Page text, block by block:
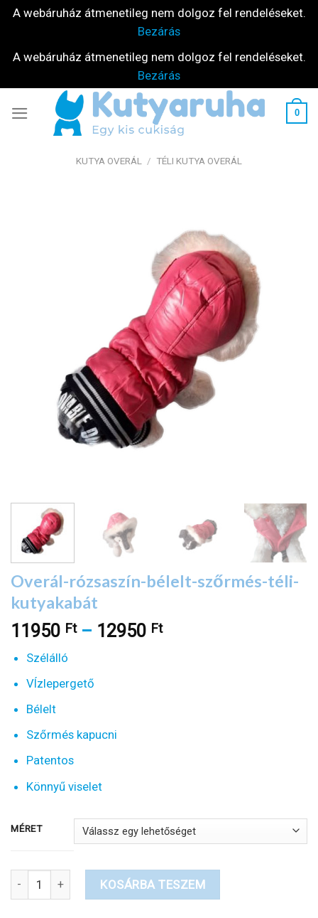
A webáruház átmenetileg nem dolgoz fel rendeléseket.
Bezárás
A webáruház átmenetileg nem dolgoz fel rendeléseket.
Bezárás
0
KUTYA OVERÁL / TÉLI KUTYA OVERÁL
Overál-rózsaszín-bélelt-szőrmés-téli-
kutyakabát
11950 Ft – 12950 FtÁrtartomány:
Szélálló
VÍzlepergető
Bélelt
Szőrmés kapucni
Patentos
Könnyű viselet
MÉRET
Overál-rózsaszín-bélelt-szőrmés-téli-kutyakabát mennyiség
KOSÁRBA TESZEM